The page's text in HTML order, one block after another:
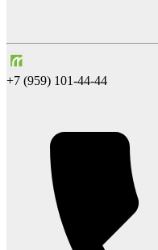
+7 (959) 101-44-44